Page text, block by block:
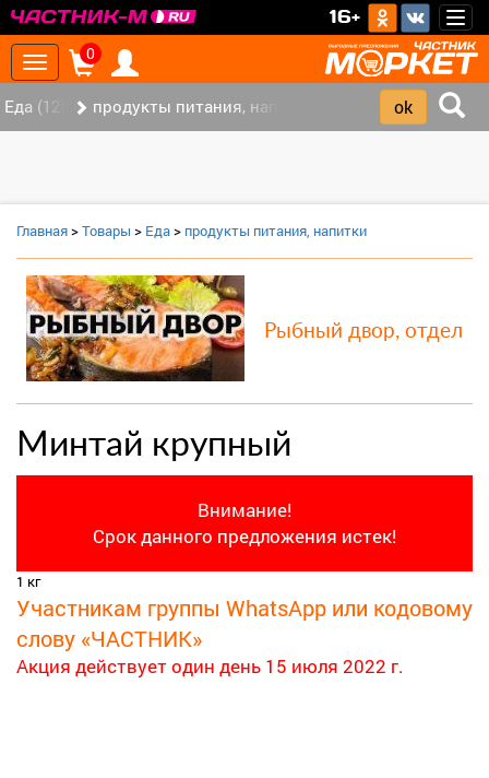
16+
Toggle
navigation
0
Еда (12) продукты питания, напитки (7)
Главная>Товары > Еда> продукты питания, напитки
Рыбный двор, отдел
Минтай крупный
Внимание!
Срок данного предложения истек!
1 кг
Участникам группы WhatsApp или кодовому
слову «ЧАСТНИК»
Акция действует один день 15 июля 2022 г.